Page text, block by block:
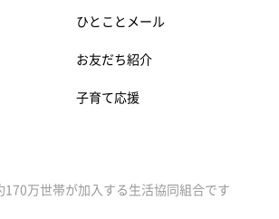
ひとことメール
お友だち紹介
子育て応援
170万世帯が加入する生活協同組合です